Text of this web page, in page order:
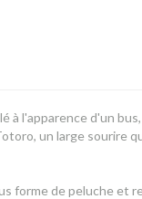
à l'apparence d'un
un large sourire
forme de peluche et